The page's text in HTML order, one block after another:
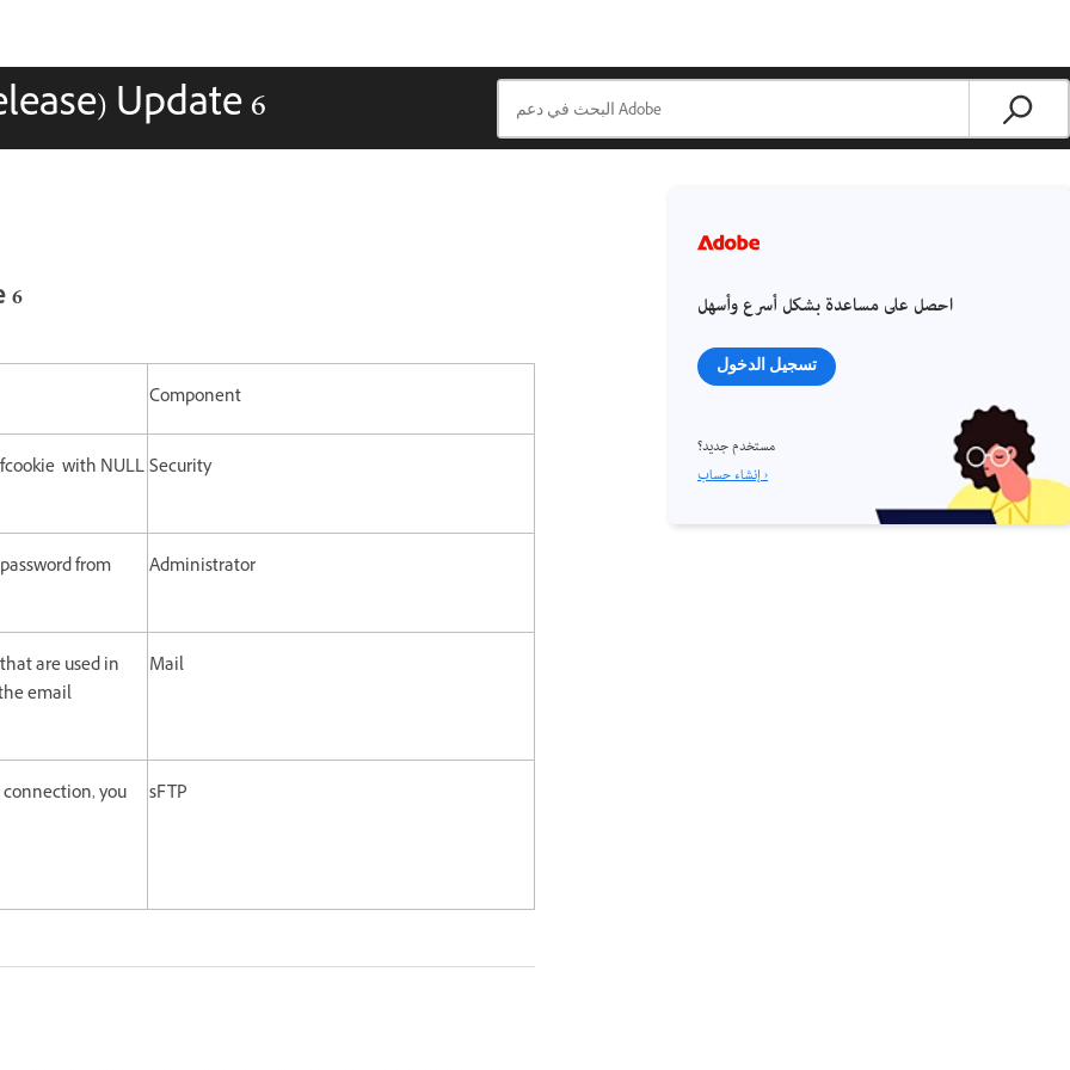
Update 6
6
Component
with NULLSecurity
from Administrator
are used in
email
Mail
connection, you sFTP
احصل على مساعدة بشكل أسرع وأسهل
تسجيل الدخول
مستخدم جديد؟
إنشاء حساب ›